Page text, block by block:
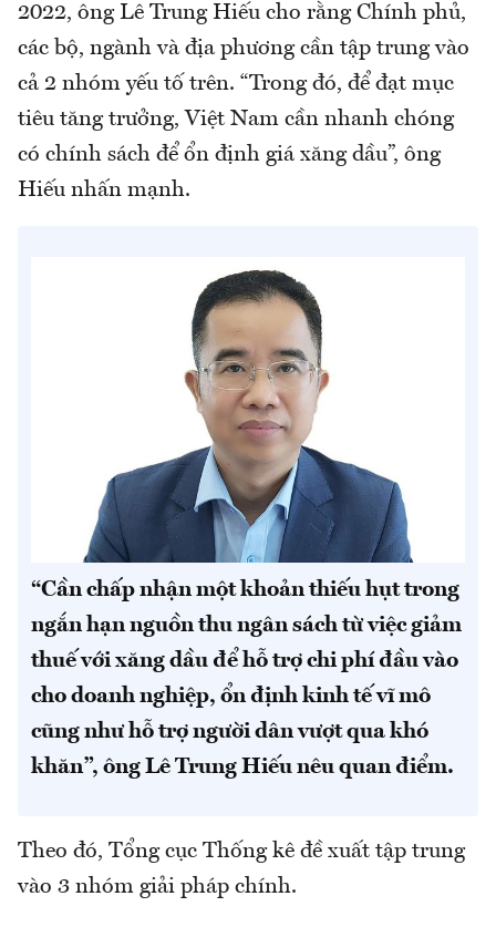
2022, ông Lê Trung Hiếu cho rằng Chính phủ,
các bộ, ngành và địa phương cần tập trung vào
cả 2 nhóm yếu tố trên. “Trong đó, để đạt mục
tiêu tăng trưởng, Việt Nam cần nhanh chóng
có chính sách để ổn định giá xăng dầu”, ông
Hiếu nhấn mạnh.
“Cần chấp nhận một khoản thiếu hụt trong
ngắn hạn nguồn thu ngân sách từ việc giảm
thuế với xăng dầu để hỗ trợ chi phí đầu vào
cho doanh nghiệp, ổn định kinh tế vĩ mô
cũng như hỗ trợ người dân vượt qua khó
khăn”, ông Lê Trung Hiếu nêu quan điểm.
Theo đó, Tổng cục Thống kê đề xuất tập trung
vào 3 nhóm giải pháp chính.